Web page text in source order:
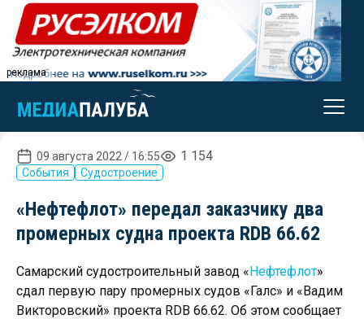
реклама
09 августа 2022 / 16:55 1 154
События Судостроение
«Нефтефлот» передал заказчику два
промерных судна проекта RDB 66.62
Самарский судостроительный завод «Нефтефлот»
сдал первую пару промерных судов «Галс» и «Вадим
Викторовский» проекта RDB 66.62. Об этом сообщает